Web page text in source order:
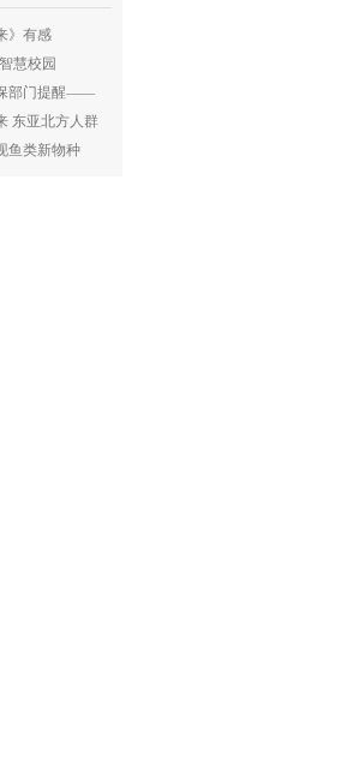
》有感
慧校园
部门提醒——
东亚北方人群
鱼类新物种